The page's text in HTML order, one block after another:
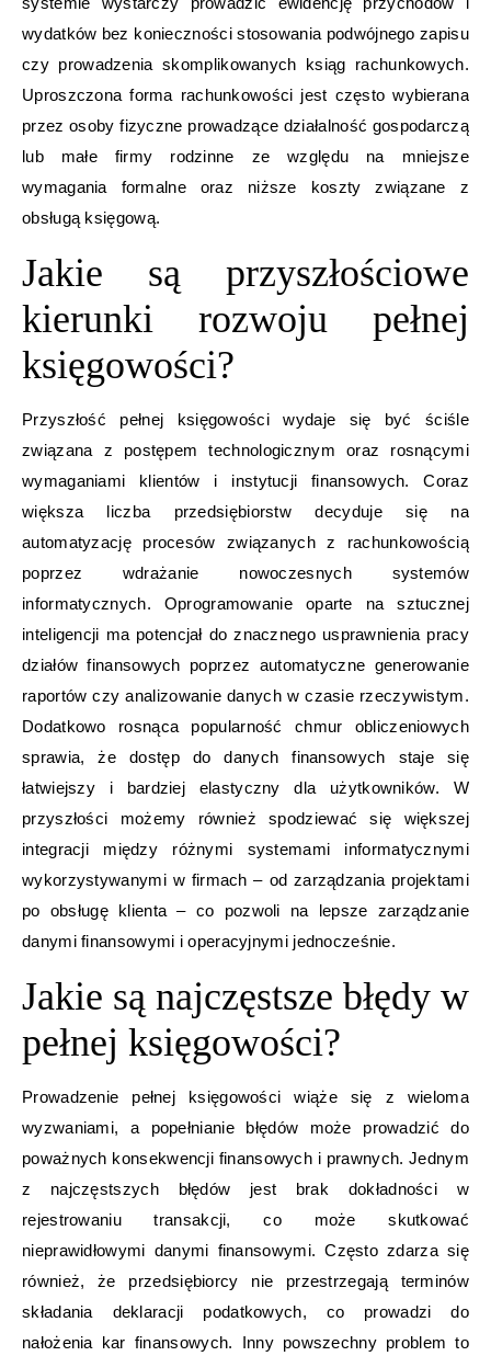
wydatków bez konieczności stosowania podwójnego zapisu
czy prowadzenia skomplikowanych ksiąg rachunkowych.
Uproszczona forma rachunkowości jest często wybierana
przez osoby fizyczne prowadzące działalność gospodarczą
lub małe firmy rodzinne ze względu na mniejsze
wymagania formalne oraz niższe koszty związane z
obsługą księgową.
Jakie są przyszłościowe
kierunki rozwoju pełnej
księgowości?
Przyszłość pełnej księgowości wydaje się być ściśle
związana z postępem technologicznym oraz rosnącymi
wymaganiami klientów i instytucji finansowych. Coraz
większa liczba przedsiębiorstw decyduje się na
automatyzację procesów związanych z rachunkowością
poprzez wdrażanie nowoczesnych systemów
informatycznych. Oprogramowanie oparte na sztucznej
inteligencji ma potencjał do znacznego usprawnienia pracy
działów finansowych poprzez automatyczne generowanie
raportów czy analizowanie danych w czasie rzeczywistym.
Dodatkowo rosnąca popularność chmur obliczeniowych
sprawia, że dostęp do danych finansowych staje się
łatwiejszy i bardziej elastyczny dla użytkowników. W
przyszłości możemy również spodziewać się większej
integracji między różnymi systemami informatycznymi
wykorzystywanymi w firmach – od zarządzania projektami
po obsługę klienta – co pozwoli na lepsze zarządzanie
danymi finansowymi i operacyjnymi jednocześnie.
Jakie są najczęstsze błędy w
pełnej księgowości?
Prowadzenie pełnej księgowości wiąże się z wieloma
wyzwaniami, a popełnianie błędów może prowadzić do
poważnych konsekwencji finansowych i prawnych. Jednym
z najczęstszych błędów jest brak dokładności w
rejestrowaniu transakcji, co może skutkować
nieprawidłowymi danymi finansowymi. Często zdarza się
również, że przedsiębiorcy nie przestrzegają terminów
składania deklaracji podatkowych, co prowadzi do
nałożenia kar finansowych. Inny powszechny problem to